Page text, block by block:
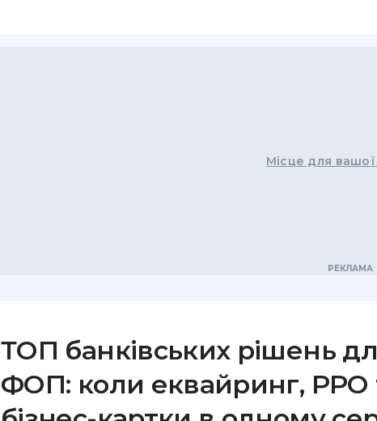
Місце для
ТОП банківських рішень
ФОП: коли еквайринг, РРО